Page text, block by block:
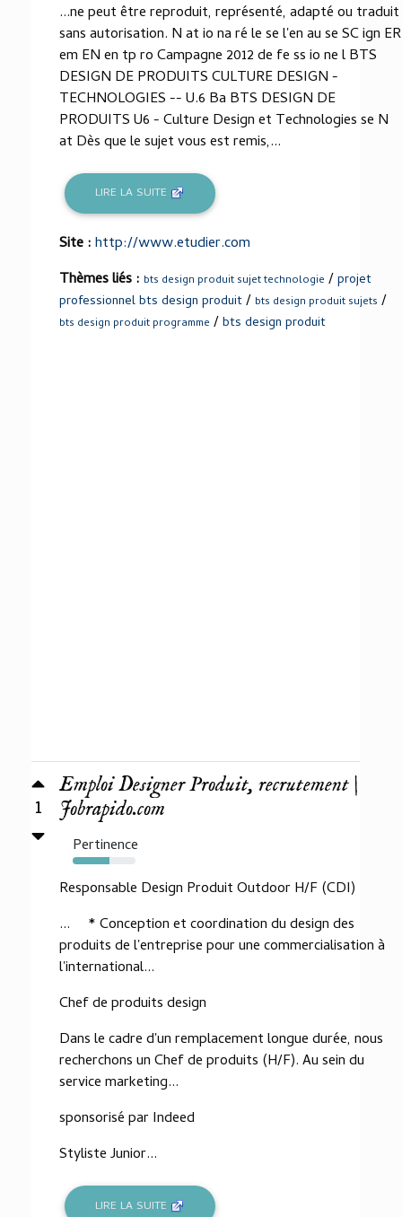
...ne peut être reproduit, représenté, adapté ou traduit
sans autorisation. N at io na ré le se l'en au se SC ign ER
em EN en tp ro Campagne 2012 de fe ss io ne l BTS
DESIGN DE PRODUITS CULTURE DESIGN -
TECHNOLOGIES -- U.6 Ba BTS DESIGN DE
PRODUITS U6 - Culture Design et Technologies se N
at Dès que le sujet vous est remis,...
LIRE LA SUITE
Site :http://www.etudier.com
Thèmes liés : bts design produit sujet technologie /projet
professionnel bts design produit/ bts design produit sujets /
bts design produit programme /bts design produit
1
Emploi Designer Produit, recrutement |
Jobrapido.com
Pertinence
58%
Responsable Design Produit Outdoor H/F (CDI)
... * Conception et coordination du design des
produits de l'entreprise pour une commercialisation à
l'international...
Chef de produits design
Dans le cadre d'un remplacement longue durée, nous
recherchons un Chef de produits (H/F). Au sein du
service marketing...
sponsorisé par Indeed
Styliste Junior...
LIRE LA SUITE